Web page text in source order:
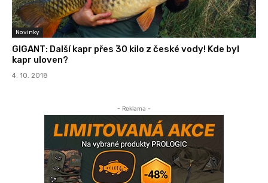
Novinky
GIGANT: Další kapr přes 30 kilo z české vody! Kde byl
kapr uloven?
4. 10. 2018
- Reklama -